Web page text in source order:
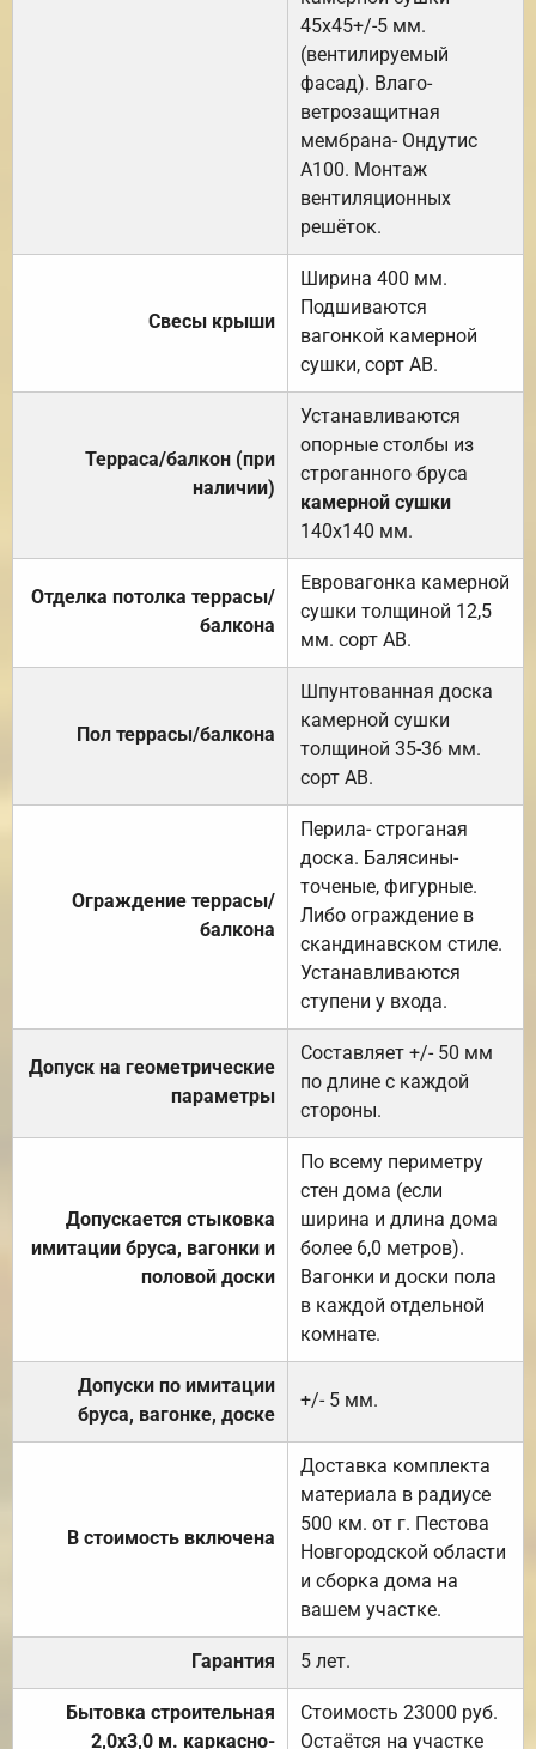
45х45+/-5 мм.
(вентилируемый
фасад). Влаго-
ветрозащитная
мембрана- Ондутис
А100. Монтаж
вентиляционных
решёток.
Свесы крыши
Ширина 400 мм.
Подшиваются
вагонкой камерной
сушки, сорт АВ.
Терраса/балкон (при
наличии)
Устанавливаются
опорные столбы из
строганного бруса
камерной сушки
140х140 мм.
Отделка потолка террасы/
балкона
Евровагонка камерной
сушки толщиной 12,5
мм. сорт АВ.
Пол террасы/балкона
Шпунтованная доска
камерной сушки
толщиной 35-36 мм.
сорт АВ.
Ограждение террасы/
балкона
Перила- строганая
доска. Балясины-
точеные, фигурные.
Либо ограждение в
скандинавском стиле.
Устанавливаются
ступени у входа.
Допуск на геометрические
параметры
Составляет +/- 50 мм
по длине с каждой
стороны.
Допускается стыковка
имитации бруса, вагонки и
половой доски
По всему периметру
стен дома (если
ширина и длина дома
более 6,0 метров).
Вагонки и доски пола
в каждой отдельной
комнате.
Допуски по имитации
бруса, вагонке, доске
+/- 5 мм.
В стоимость включена
Доставка комплекта
материала в радиусе
500 км. от г. Пестова
Новгородской области
и сборка дома на
вашем участке.
Гарантия 5 лет.
Бытовка строительная
2,0х3,0 м. каркасно-
Стоимость 23000 руб.
Остаётся на участке